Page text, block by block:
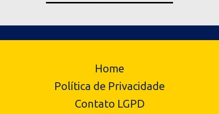
Home
Política de Privacidade
Contato LGPD